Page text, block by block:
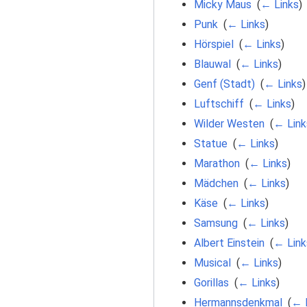
Micky Maus (← Links)
Punk (← Links)
Hörspiel‎ (← Links)
Blauwal‎ (← Links)
Genf (Stadt)‎ (← Links)
Luftschiff (← Links)
Wilder Westen‎ (←
Statue (← Links)
Marathon‎ (← Links)
Mädchen‎ (← Links)
Käse (← Links)
Samsung‎ (← Links)
Albert Einstein‎ (←
Musical‎ (← Links)
Gorillas (← Links)
Hermannsdenkmal‎ (←